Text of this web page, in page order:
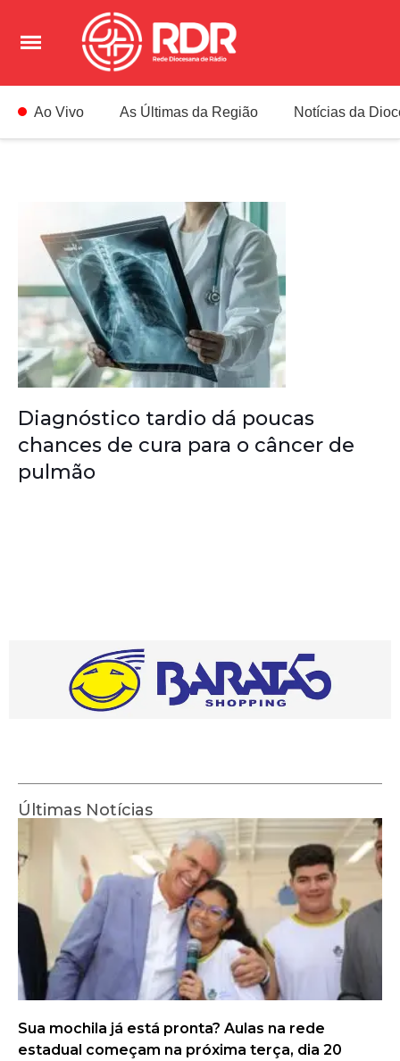
Ao Vivo As Últimas da Região Notícias da
Diagnóstico tardio dá poucas
chances de cura para o câncer de
pulmão
Últimas Notícias
Sua mochila já está pronta? Aulas na rede
estadual começam na próxima terça, dia 20